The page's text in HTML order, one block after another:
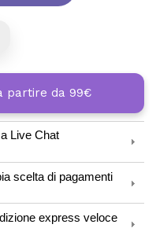
partire da 99€
Live Chat
scelta di pagamenti
express veloce